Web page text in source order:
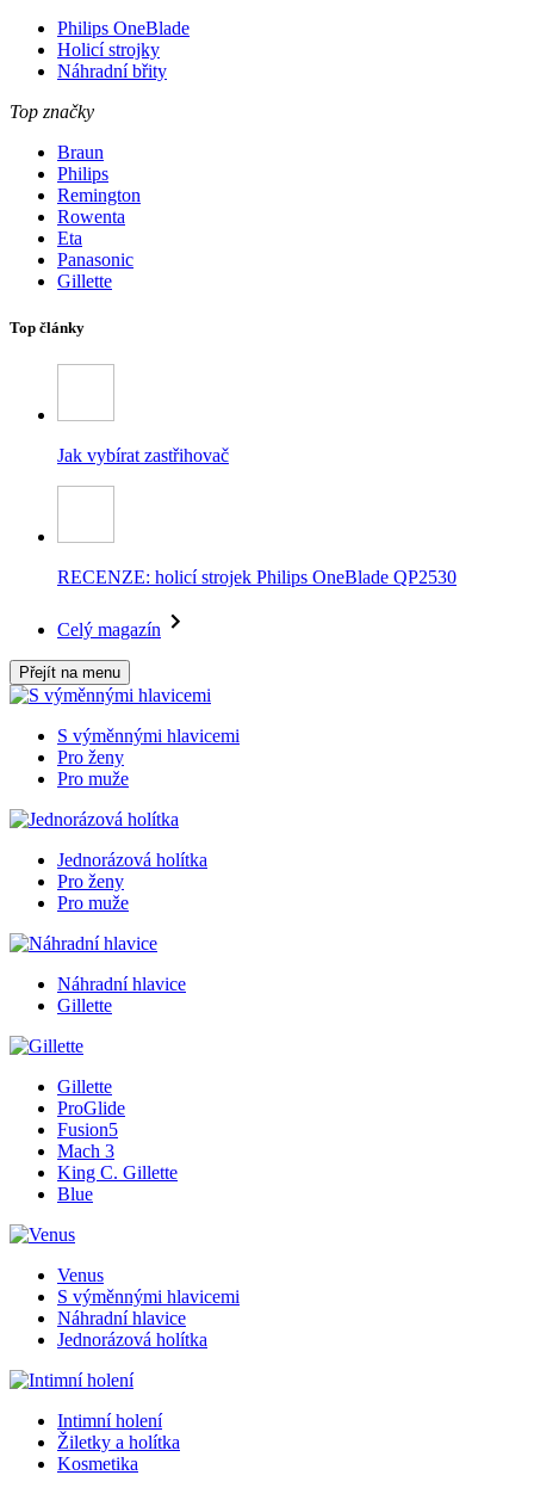
Philips OneBlade
Holicí strojky
Náhradní břity
Top značky
Braun
Philips
Remington
Rowenta
Eta
Panasonic
Gillette
Top články
Jak vybírat zastřihovač
RECENZE: holicí strojek Philips OneBlade QP2530
Celý magazín
Přejít na menu
S výměnnými hlavicemi
Pro ženy
Pro muže
Jednorázová holítka
Pro ženy
Pro muže
Náhradní hlavice
Gillette
Gillette
ProGlide
Fusion5
Mach 3
King C. Gillette
Blue
Venus
S výměnnými hlavicemi
Náhradní hlavice
Jednorázová holítka
Intimní holení
Žiletky a holítka
Kosmetika